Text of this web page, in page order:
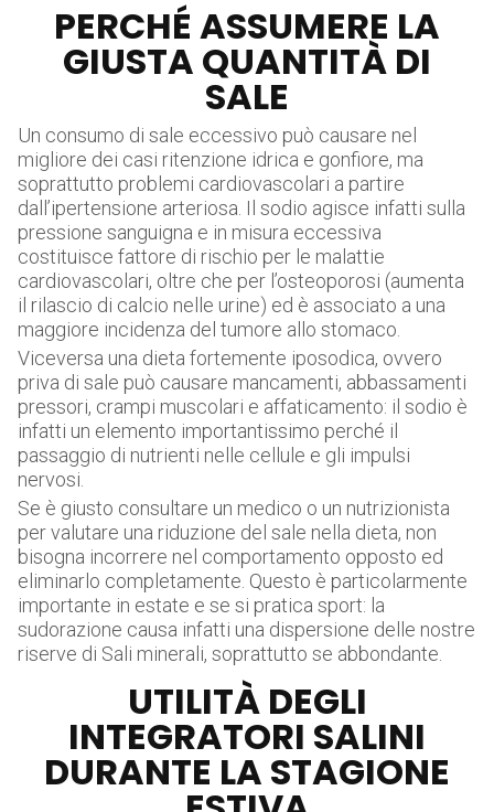
PERCHÉ ASSUMERE LA
GIUSTA QUANTITÀ DI
SALE
Un consumo di sale eccessivo può causare nel
migliore dei casi ritenzione idrica e gonfiore, ma
soprattutto problemi cardiovascolari a partire
dall’ipertensione arteriosa. Il sodio agisce infatti sulla
pressione sanguigna e in misura eccessiva
costituisce fattore di rischio per le malattie
cardiovascolari, oltre che per l’osteoporosi (aumenta
il rilascio di calcio nelle urine) ed è associato a una
maggiore incidenza del tumore allo stomaco.
Viceversa una dieta fortemente iposodica, ovvero
priva di sale può causare mancamenti, abbassamenti
pressori, crampi muscolari e affaticamento: il sodio è
infatti un elemento importantissimo perché il
passaggio di nutrienti nelle cellule e gli impulsi
nervosi.
Se è giusto consultare un medico o un nutrizionista
per valutare una riduzione del sale nella dieta, non
bisogna incorrere nel comportamento opposto ed
eliminarlo completamente. Questo è particolarmente
importante in estate e se si pratica sport: la
sudorazione causa infatti una dispersione delle nostre
riserve di Sali minerali, soprattutto se abbondante.
UTILITÀ DEGLI
INTEGRATORI SALINI
DURANTE LA STAGIONE